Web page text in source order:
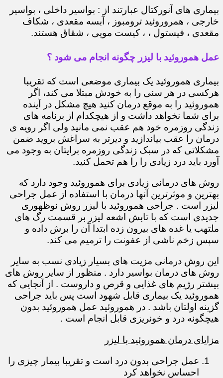
بیماری های آنورکتال عبارتند از : بواسیر داخلی ، بواسیر
خارجی ، همروروئید ترومبوز ، آبسه مقعدی ، شکاف
مقعدی ، فیستول ، ، کیست مویی ، شقاق هستند.
عمل هموروئید با لیزر چگونه انجام می شود ؟
بیماری هموروئید یک بیماری موضعی است که تقریبا
هرکسی در هر سنی را به خودش مبتلا می کند، اگر
هموروئید را به موقع درمان کنید هیچ مشکل در آینده
برای شما نخواهد داشت و از هیچکدام از برنامه های
زندگی روزمره خود هم عقب نمی مانید ولی اگر رویه ی
درمان را عقب بیاندازید و دیرتر به سراغش بروید ضمن
مشکلاتی که در سبک زندگی روزمره برایتان به وجود می
آورد باید درد زیادی را را هم تحمل کنید.
روش های درمانی زیادی برای هموروئید وجود دارد که
بهترین و موثرترین آنها درمان با استفاده از عمل جراحی
لیزر است . جراحی هموروئید با لیزر روش نوظهوری
جدیدی است که با تابش اشعه لیزر بر قسمت رگ های
ملتهب یا غده های بیرون زده ابتدا آن را برش داده و
سپس زخم ناشی از عفونت را ترمیم می کند.
این روش درمانی مزیت های بسیار زیادی نسب به سایر
روش های درمان بواسیر دارد . منظور از سایر روش های
بیشتر رژیم های غذایی و قرص و داروست . از آنجایی که
هموروئید یک بیماری قابل شهود است پس باید جراحی
گزینه اولتان باشد . در هموروئید عمل هموروئید بدون
هیچگونه درد و خونریزی قابل انجام است .
مزایای درمان هموروئید با لیزر
عمل جراحی بدون درد است و تقریبا بیمار چیزی را
احساس نخواهد کرد